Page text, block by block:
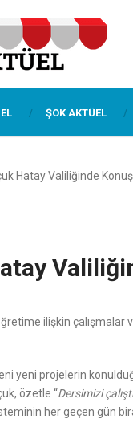
ŞOK AKTÜEL
Hatay Valiliğinde
ilişkin çalışmalar
yeni projelerin
özetle “Dersimizi
her geçen gün